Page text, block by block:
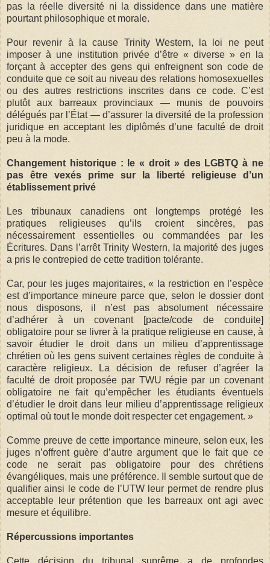
pas la réelle diversité ni la dissidence dans une matière
pourtant philosophique et morale.
Pour revenir à la cause Trinity Western, la loi ne peut
imposer à une institution privée d’être « diverse » en la
forçant à accepter des gens qui enfreignent son code de
conduite que ce soit au niveau des relations homosexuelles
ou des autres restrictions inscrites dans ce code. C’est
plutôt aux barreaux provinciaux — munis de pouvoirs
délégués par l’État — d’assurer la diversité de la profession
juridique en acceptant les diplômés d’une faculté de droit
peu à la mode.
Changement historique : le « droit » des LGBTQ à ne
pas être vexés prime sur la liberté religieuse d’un
établissement privé
Les tribunaux canadiens ont longtemps protégé les
pratiques religieuses qu’ils croient sincères, pas
nécessairement essentielles ou commandées par les
Écritures. Dans l’arrêt Trinity Western, la majorité des juges
a pris le contrepied de cette tradition tolérante.
Car, pour les juges majoritaires, « la restriction en l’espèce
est d’importance mineure parce que, selon le dossier dont
nous disposons, il n’est pas absolument nécessaire
d’adhérer à un covenant [pacte/code de conduite]
obligatoire pour se livrer à la pratique religieuse en cause, à
savoir étudier le droit dans un milieu d’apprentissage
chrétien où les gens suivent certaines règles de conduite à
caractère religieux. La décision de refuser d’agréer la
faculté de droit proposée par TWU régie par un covenant
obligatoire ne fait qu’empêcher les étudiants éventuels
d’étudier le droit dans leur milieu d’apprentissage religieux
optimal où tout le monde doit respecter cet engagement. »
Comme preuve de cette importance mineure, selon eux, les
juges n’offrent guère d’autre argument que le fait que ce
code ne serait pas obligatoire pour des chrétiens
évangéliques, mais une préférence. Il semble surtout que de
qualifier ainsi le code de l’UTW leur permet de rendre plus
acceptable leur prétention que les barreaux ont agi avec
mesure et équilibre.
Répercussions importantes
Cette décision du tribunal suprême a de profondes